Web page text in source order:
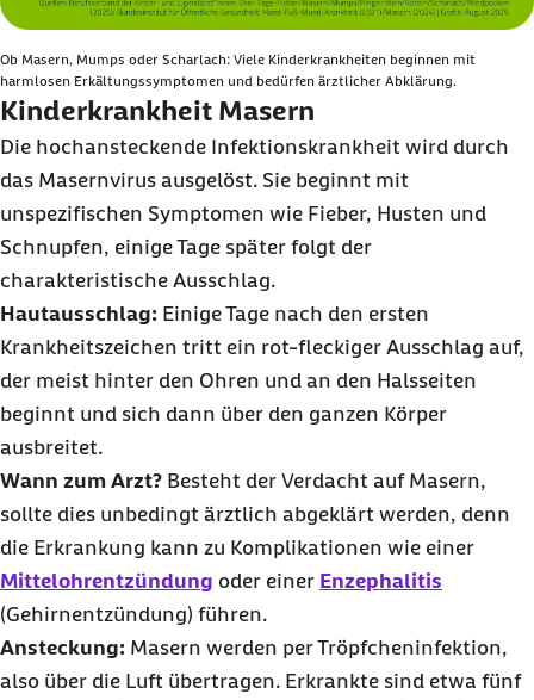
Ob Masern, Mumps oder Scharlach: Viele Kinderkrankheiten beginnen mit
harmlosen Erkältungssymptomen und bedürfen ärztlicher Abklärung.
Kinderkrankheit Masern
Die hochansteckende Infektionskrankheit wird durch
das Masernvirus ausgelöst. Sie beginnt mit
unspezifischen Symptomen wie Fieber, Husten und
Schnupfen, einige Tage später folgt der
charakteristische Ausschlag.
Hautausschlag: Einige Tage nach den ersten
Krankheitszeichen tritt ein rot-fleckiger Ausschlag auf,
der meist hinter den Ohren und an den Halsseiten
beginnt und sich dann über den ganzen Körper
ausbreitet.
Wann zum Arzt? Besteht der Verdacht auf Masern,
sollte dies unbedingt ärztlich abgeklärt werden, denn
die Erkrankung kann zu Komplikationen wie einer
Mittelohrentzündung oder einer Enzephalitis
(Gehirnentzündung) führen.
Ansteckung: Masern werden per Tröpfcheninfektion,
also über die Luft übertragen. Erkrankte sind etwa fünf